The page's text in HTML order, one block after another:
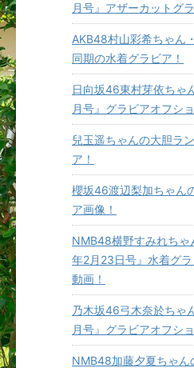
月号』アザーカットグ
AKB48村山彩希ちゃん
同期の水着グラビア！
日向坂46東村芽依ちゃ
月号』グラビアオフシ
兒玉遥ちゃんの大胆ラ
ア！
櫻坂46渡辺梨加ちゃん
ア画像！
NMB48横野すみれちゃ
年2月23日号』水着グ
動画！
乃木坂46弓木奈於ちゃ
月号』グラビアオフシ
NMB48加藤夕夏ちゃ